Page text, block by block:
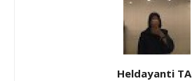
Heldayanti